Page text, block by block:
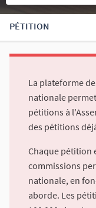
PÉTITION
La plateforme
nationale
pétitions à
des pétitions
Chaque pétition
commissions
nationale, en
aborde. Les